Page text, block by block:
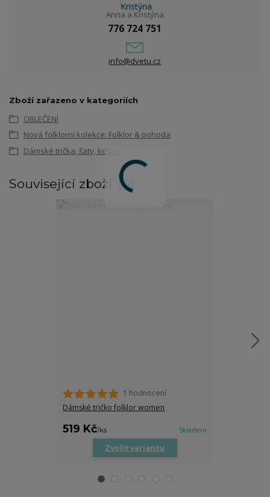
Anna a Kristýna
776 724 751
info@dvetu.cz
Zboží zařazeno v kategoriích
OBLEČENÍ
Nová folklorní kolekce: Folklor & pohoda
Dámské trička, šaty, košile
Související zboží 6
1 hodnocení
Dámské tričko folklor women
519 Kč/ks Skladem
Zvolit variantu